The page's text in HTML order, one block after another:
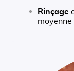
Rinçage
moyenne